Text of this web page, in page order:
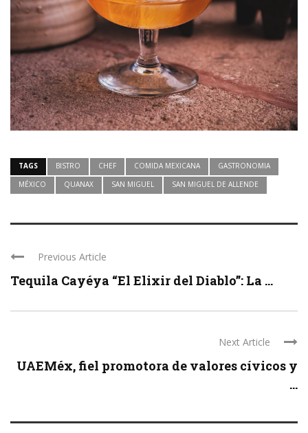
TAGS BISTRO CHEF COMIDA MEXICANA
GASTRONOMIA
MÉXICO
QUANAX SAN MIGUEL SAN MIGUEL DE ALLENDE
Previous Article
Tequila Cayéya “El Elixir del Diablo”: La ...
Next Article
UAEMéx, fiel promotora de valores cívicos y
...